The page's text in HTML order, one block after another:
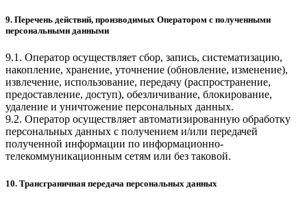
9. Перечень действий, производимых Оператором с полученными
персональными данными
9.1. Оператор осуществляет сбор, запись, систематизацию,
накопление, хранение, уточнение (обновление, изменение),
извлечение, использование, передачу (распространение,
предоставление, доступ), обезличивание, блокирование,
удаление и уничтожение персональных данных.
9.2. Оператор осуществляет автоматизированную обработку
персональных данных с получением и/или передачей
полученной информации по информационно-
телекоммуникационным сетям или без таковой.
10. Трансграничная передача персональных данных